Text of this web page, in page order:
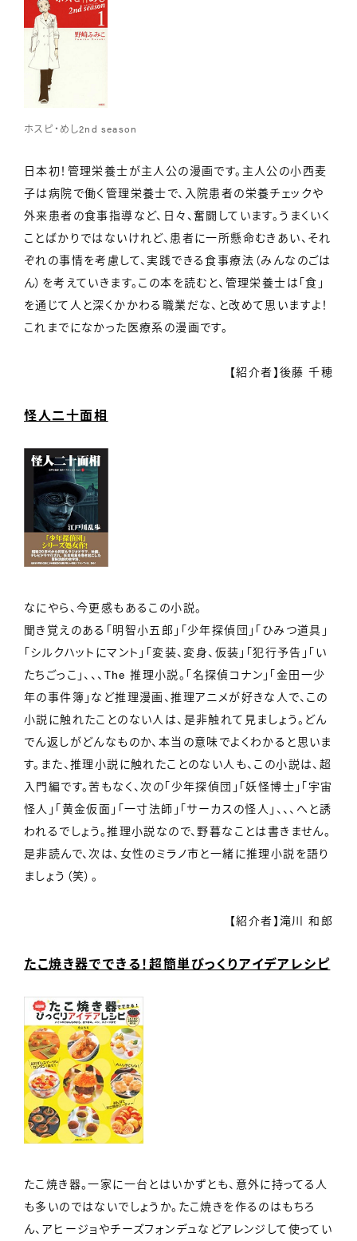
ホスピ・めし2nd season
日本初！管理栄養士が主人公の漫画です。主人公の小西麦
子は病院で働く管理栄養士で、入院患者の栄養チェックや
外来患者の食事指導など、日々、奮闘しています。うまくいく
ことばかりではないけれど、患者に一所懸命むきあい、それ
ぞれの事情を考慮して、実践できる食事療法（みんなのごは
ん）を考えていきます。この本を読むと、管理栄養士は「食」
を通じて人と深くかかわる職業だな、と改めて思いますよ！
これまでになかった医療系の漫画です。
【紹介者】後藤 千穂
怪人二十面相
なにやら、今更感もあるこの小説。
聞き覚えのある「明智小五郎」「少年探偵団」「ひみつ道具」
「シルクハットにマント」「変装、変身、仮装」「犯行予告」「い
たちごっこ」、、、The 推理小説。「名探偵コナン」「金田一少
年の事件簿」など推理漫画、推理アニメが好きな人で、この
小説に触れたことのない人は、是非触れて見ましょう。どん
でん返しがどんなものか、本当の意味でよくわかると思いま
す。また、推理小説に触れたことのない人も、この小説は、超
入門編です。苦もなく、次の「少年探偵団」「妖怪博士」「宇宙
怪人」「黄金仮面」「一寸法師」「サーカスの怪人」、、、へと誘
われるでしょう。推理小説なので、野暮なことは書きません。
是非読んで、次は、女性のミラノ市と一緒に推理小説を語り
ましょう（笑）。
【紹介者】滝川 和郎
たこ焼き器でできる！超簡単びっくりアイデアレシピ
たこ焼き器。一家に一台とはいかずとも、意外に持ってる人
も多いのではないでしょうか。たこ焼きを作るのはもちろ
ん、アヒージョやチーズフォンデュなどアレンジして使ってい